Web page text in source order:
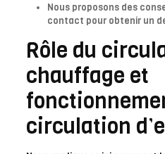
Nous proposons des
contact pour obtenir un
Rôle du
chauffage et
circulation